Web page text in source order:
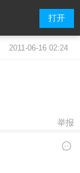
打开
2011-06-16 02:24
举报